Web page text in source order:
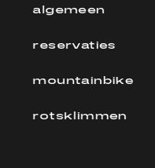
algemeen
reservaties
mountainbike
rotsklimmen